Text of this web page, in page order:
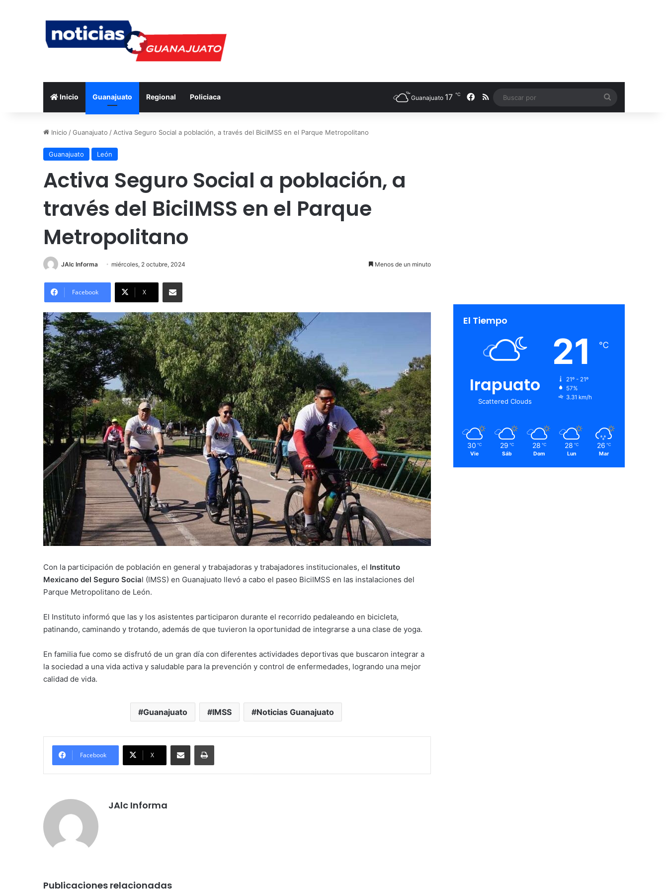
Inicio Guanajuato Regional Policiaca Guanajuato 17 ℃ Facebook
RSS
por
Inicio /Guanajuato /Activa Seguro Social a población, a través del BiciIMSS en el Parque Metropolitano
Guanajuato León
Activa Seguro Social a población, a
través del BiciIMSS en el Parque
Metropolitano
JAlc Informa miércoles, 2 octubre, 2024 Menos de un minuto
Facebook X
Con la participación de población en general y trabajadoras y trabajadores institucionales, el Instituto
Mexicano del Seguro Social (IMSS) en Guanajuato llevó a cabo el paseo BiciIMSS en las instalaciones del
Parque Metropolitano de León.
El Instituto informó que las y los asistentes participaron durante el recorrido pedaleando en bicicleta,
patinando, caminando y trotando, además de que tuvieron la oportunidad de integrarse a una clase de yoga.
En familia fue como se disfrutó de un gran día con diferentes actividades deportivas que buscaron integrar a
la sociedad a una vida activa y saludable para la prevención y control de enfermedades, logrando una mejor
calidad de vida.
Guanajuato IMSS Noticias Guanajuato
Facebook X
JAlc Informa
Publicaciones relacionadas
El Tiempo
Irapuato
Scattered Clouds
21 ℃
21º - 21º
57%
3.31 km/h
30 ℃
Vie
29 ℃
Sáb
28 ℃
Dom
28 ℃
Lun
26 ℃
Mar